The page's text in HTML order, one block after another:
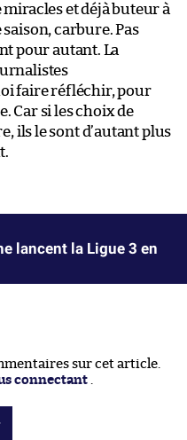
miracles et déjà buteur à
carbure. Pas
pour autant. La
faire réfléchir, pour
Car si les choix de
ils le sont d’autant plus
lancent la Ligue 3 en
sur cet article.
connectant